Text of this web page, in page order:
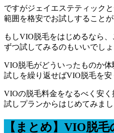
ですがジェイエステティック と
範囲を格安でお試しすることが
もしVIO脱毛をはじめるなら
ずつ試してみるのもいいでしょ
VIO脱毛がどういったものか体
試しを繰り返せばVIO脱毛を安
VIOの脱毛料金をなるべく安
試しプランからはじめてみまし
【まとめ】VIO脱